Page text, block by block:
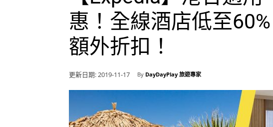
惠！全線酒店低至
額外折扣！
更新日期:2019-11-17 By DayDayPlay 旅遊專家